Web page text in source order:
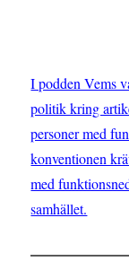
I podden Vems
politik kring
personer med
konventionen
med
samhället.